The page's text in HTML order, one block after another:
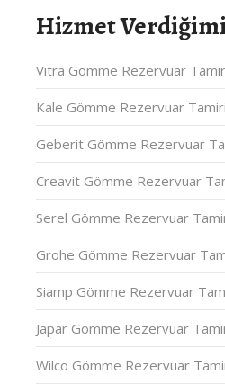
Hizmet
Vitra Gömme Rezervuar
Kale Gömme Rezervuar Tamiri
Geberit Gömme Rezervuar
Creavit Gömme Rezervuar
Serel Gömme Rezervuar
Grohe Gömme Rezervuar
Siamp Gömme Rezervuar
Japar Gömme Rezervuar
Wilco Gömme Rezervuar